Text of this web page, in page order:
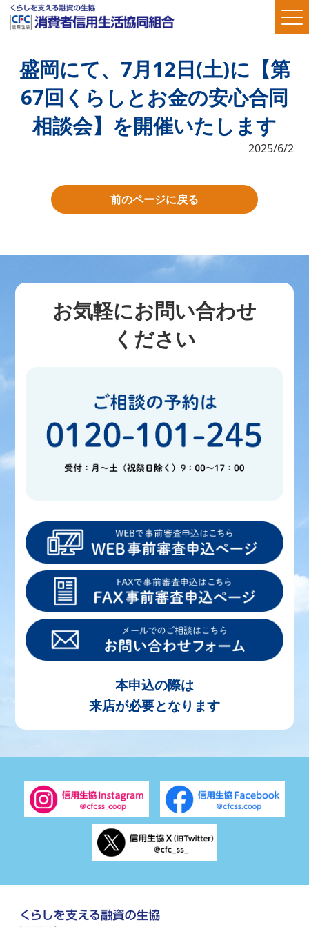
盛岡にて、7月12日(土)に【第
67回くらしとお金の安心合同
相談会】を開催いたします
2025/6/2
前のページに戻る
お気軽にお問い合わせ
ください
本申込の際は
来店が必要となります